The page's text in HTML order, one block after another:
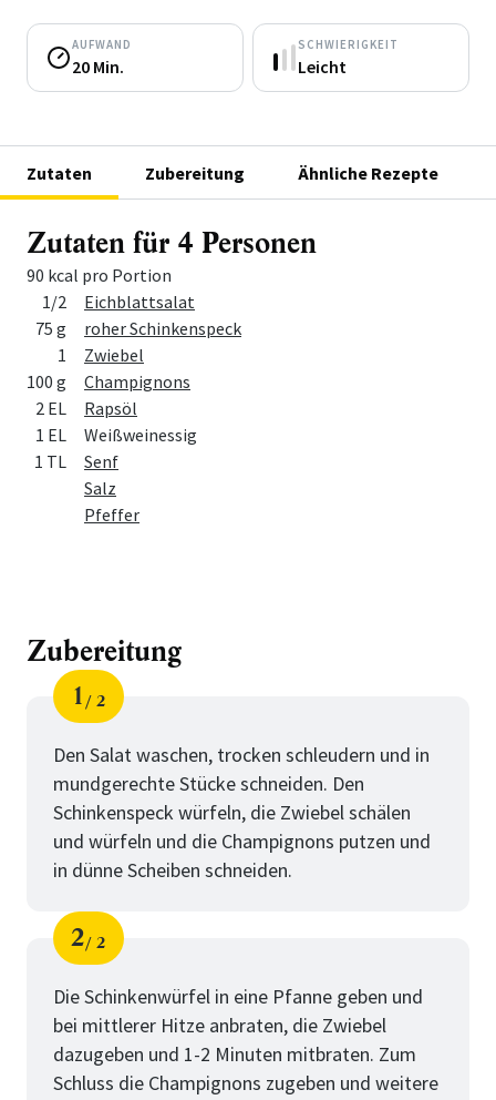
AUFWAND
20 Min.
SCHWIERIGKEIT
Leicht
Zutaten Zubereitung Ähnliche Rezepte
Zutaten für 4 Personen
90 kcal pro Portion
Menge
Zutat
1/2
Eichblattsalat
75 g
roher Schinkenspeck
1
Zwiebel
100 g
Champignons
2 EL
Rapsöl
1 EL
Weißweinessig
1 TL
Senf
Salz
Pfeffer
Zubereitung
Schritt
1
von
2
Den Salat waschen, trocken schleudern und in
mundgerechte Stücke schneiden. Den
Schinkenspeck würfeln, die Zwiebel schälen
und würfeln und die Champignons putzen und
in dünne Scheiben schneiden.
Schritt
2
von
2
Die Schinkenwürfel in eine Pfanne geben und
bei mittlerer Hitze anbraten, die Zwiebel
dazugeben und 1-2 Minuten mitbraten. Zum
Schluss die Champignons zugeben und weitere